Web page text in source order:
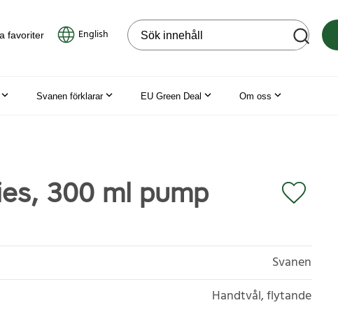
favoriter English Sök på webbplatsen
Svanen förklarar EU Green Deal Om oss
300 ml pump
Svanen
Handtvål, flytande